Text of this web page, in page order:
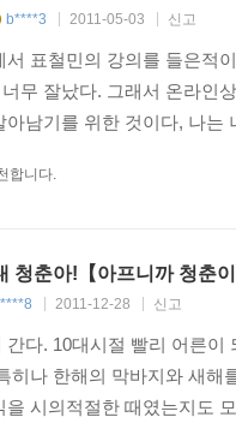
b****3 2011-05-03 신고
서 표철민의 강의를 들은적
무 잘났다. 그래서 온라인
아남기를 위한 것이다, 나
합니다.
청춘아!【아프니까 청춘
2011-12-28 신고
간다. 10대시절 빨리 어른
히나 한해의 막바지와 새
을 시의적절한 때였는지도